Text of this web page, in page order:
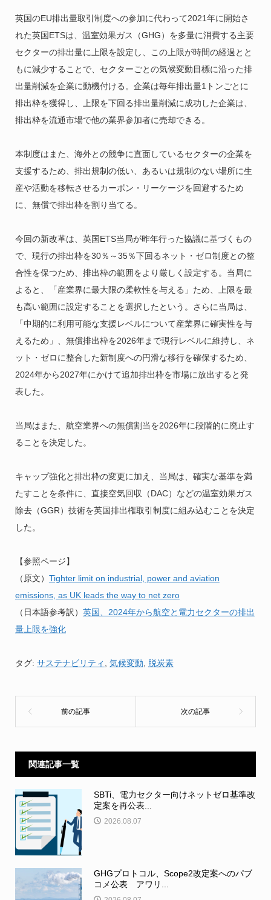
英国のEU排出量取引制度への参加に代わって2021年に開始さ
れた英国ETSは、温室効果ガス（GHG）を多量に消費する主要
セクターの排出量に上限を設定し、この上限が時間の経過とと
もに減少することで、セクターごとの気候変動目標に沿った排
出量削減を企業に動機付ける。企業は毎年排出量1トンごとに
排出枠を獲得し、上限を下回る排出量削減に成功した企業は、
排出枠を流通市場で他の業界参加者に売却できる。
本制度はまた、海外との競争に直面しているセクターの企業を
支援するため、排出規制の低い、あるいは規制のない場所に生
産や活動を移転させるカーボン・リーケージを回避するため
に、無償で排出枠を割り当てる。
今回の新改革は、英国ETS当局が昨年行った協議に基づくもの
で、現行の排出枠を30％～35％下回るネット・ゼロ制度との整
合性を保つため、排出枠の範囲をより厳しく設定する。当局に
よると、「産業界に最大限の柔軟性を与える」ため、上限を最
も高い範囲に設定することを選択したという。さらに当局は、
「中期的に利用可能な支援レベルについて産業界に確実性を与
えるため」、無償排出枠を2026年まで現行レベルに維持し、ネ
ット・ゼロに整合した新制度への円滑な移行を確保するため、
2024年から2027年にかけて追加排出枠を市場に放出すると発
表した。
当局はまた、航空業界への無償割当を2026年に段階的に廃止す
ることを決定した。
キャップ強化と排出枠の変更に加え、当局は、確実な基準を満
たすことを条件に、直接空気回収（DAC）などの温室効果ガス
除去（GGR）技術を英国排出権取引制度に組み込むことを決定
した。
【参照ページ】
（原文） Tighter limit on industrial, power and aviation
emissions, as UK leads the way to net zero
（日本語参考訳） 英国、2024年から航空と電力セクターの排出
量上限を強化
タグ: サステナビリティ 気候変動 脱炭素
関連記事一覧
SBTi、電力セクター向けネットゼロ基準改
定案を再公表...
2026.08.07
GHGプロトコル、Scope2改定案へのパブ
コメ公表 アワリ...